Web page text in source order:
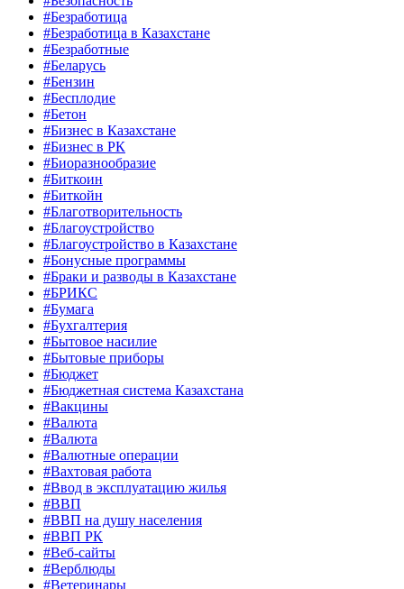
#Безработица
#Безработица в Казахстане
#Безработные
#Беларусь
#Бензин
#Бесплодие
#Бетон
#Бизнес в Казахстане
#Бизнес в РК
#Биоразнообразие
#Биткоин
#Биткойн
#Благотворительность
#Благоустройство
#Благоустройство в Казахстане
#Бонусные программы
#Браки и разводы в Казахстане
#БРИКС
#Бумага
#Бухгалтерия
#Бытовое насилие
#Бытовые приборы
#Бюджет
#Бюджетная система Казахстана
#Вакцины
#Валюта
#Валюта
#Валютные операции
#Вахтовая работа
#Ввод в эксплуатацию жилья
#ВВП
#ВВП на душу населения
#ВВП РК
#Веб-сайты
#Верблюды
#Ветеринары